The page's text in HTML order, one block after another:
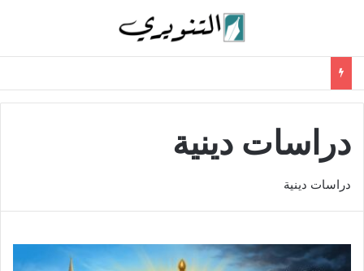
دراسات دينية
دراسات دينية